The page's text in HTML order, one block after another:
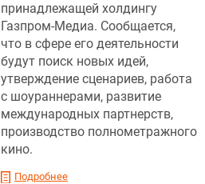
принадлежащей холдингу
Газпром-Медиа. Сообщается,
что в сфере его деятельности
будут поиск новых идей,
утверждение сценариев, работа
с шоураннерами, развитие
международных партнерств,
производство полнометражного
кино.
Подробнее